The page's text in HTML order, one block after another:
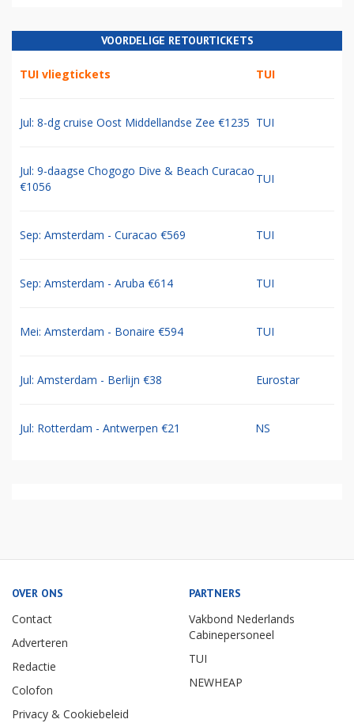
VOORDELIGE RETOURTICKETS
TUI vliegtickets TUI
Jul: 8-dg cruise Oost Middellandse Zee €1235 TUI
Jul: 9-daagse Chogogo Dive & Beach Curacao
€1056
TUI
Sep: Amsterdam - Curacao €569 TUI
Sep: Amsterdam - Aruba €614 TUI
Mei: Amsterdam - Bonaire €594 TUI
Jul: Amsterdam - Berlijn €38 Eurostar
Jul: Rotterdam - Antwerpen €21 NS
OVER ONS
Contact
Adverteren
Redactie
Colofon
Privacy & Cookiebeleid
PARTNERS
Vakbond Nederlands
Cabinepersoneel
TUI
NEWHEAP